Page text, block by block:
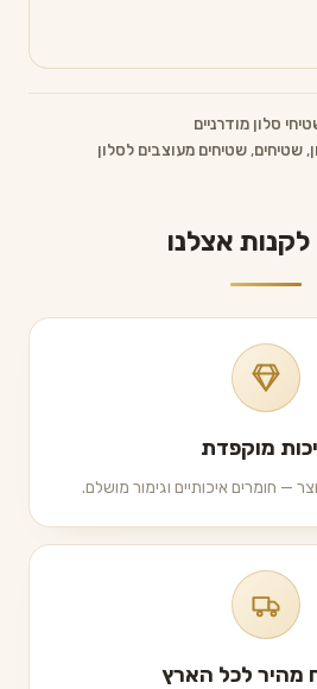
סלון מודרניים
, שטיחים, שטיחים מעוצבים לסלון
אצלנו
מוקפדת
— חומרים איכותיים וגימור מושלם.
מהיר לכל הארץ